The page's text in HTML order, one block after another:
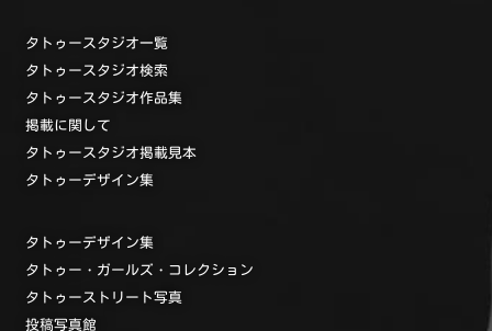
タトゥースタジオ一覧
タトゥースタジオ検索
タトゥースタジオ作品集
掲載に関して
タトゥースタジオ掲載見本
タトゥーデザイン集
タトゥーデザイン集
タトゥー・ガールズ・コレクション
タトゥーストリート写真
投稿写真館